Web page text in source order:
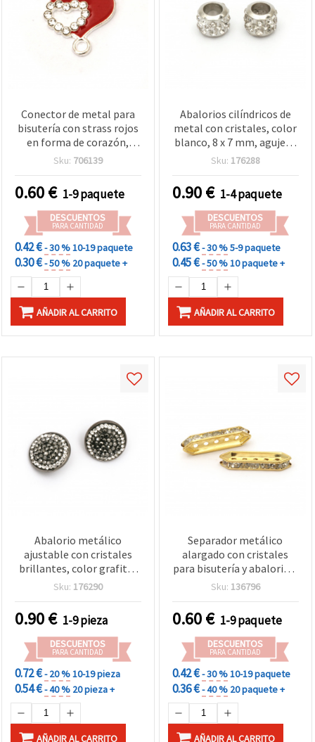
Conector de metal para
bisutería con strass rojos
en forma de corazón,
17x16x2 mm, orificio 2
Sku: 706139
0.60€ 1-9 paquete
DESCUENTOS
PARA CANTIDAD
0.42 €- 30 %10-19 paquete
0.30 €- 50 % 20 paquete +
AÑADIR AL CARRITO
Abalorios cilíndricos de
metal con cristales, color
blanco, 8 x 7 mm, agujero
5 mm, accesorios para
DIY, 5 uds
Sku: 176288
0.90€ 1-4 paquete
DESCUENTOS
PARA CANTIDAD
0.63 €- 30 %5-9 paquete
0.45 €- 50 %10 paquete +
AÑADIR AL CARRITO
Abalorio metálico
ajustable con cristales
brillantes, color grafito,
18x10 mm, agujero
pulseras, collares y
bisutería DIY
Sku: 176290
0.90€ 1-9 pieza
DESCUENTOS
PARA CANTIDAD
0.72 €- 20 %10-19 pieza
0.54 €- 40 % 20 pieza +
AÑADIR AL CARRITO
Separador metálico
alargado con cristales
para bisutería y abalorios,
color oro, 27x8x4 mm, 5
Sku: 136796
0.60€ 1-9 paquete
DESCUENTOS
PARA CANTIDAD
0.42 €- 30 %10-19 paquete
0.36 €- 40 % 20 paquete +
AÑADIR AL CARRITO